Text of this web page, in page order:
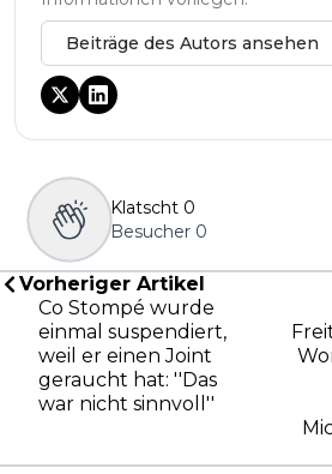
Beiträge des Autors ansehen
Klatscht 0
Besucher 0
Vorheriger Artikel
Co Stompé wurde
einmal suspendiert,
weil er einen Joint
geraucht hat: ''Das
war nicht sinnvoll''